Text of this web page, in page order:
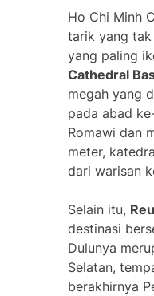
Ho Chi Minh
tarik yang tak
yang paling
Cathedral
megah yang
pada abad
Romawi dan
meter,
dari warisan
Selain itu,
destinasi
Dulunya
Selatan,
berakhirnya